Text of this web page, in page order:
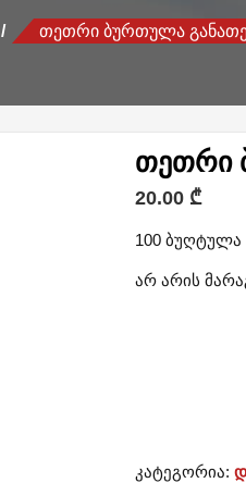
Თეთრი Ბურთულა
თეთრი
20.00 ₾
100 ბუღტულა
არ არის
კატეგორია: